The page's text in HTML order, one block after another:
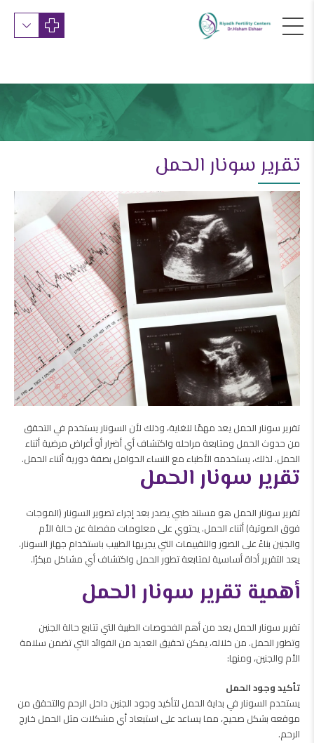
تقرير سونار الحمل
تقرير سونار الحمل يعد مهمًا للغاية، وذلك لأن السونار يستخدم في التحقق
من حدوث الحمل ومتابعة مراحله واكتشاف أي أضرار أو أعراض مرضية أثناء
الحمل. لذلك، يستخدمه الأطباء مع النساء الحوامل بصفة دورية أثناء الحمل.
تقرير سونار الحمل
تقرير سونار الحمل هو مستند طبي يصدر بعد إجراء تصوير السونار (الموجات
فوق الصوتية) أثناء الحمل. يحتوي على معلومات مفصلة عن حالة الأم
والجنين بناءً على الصور والتقييمات التي يجريها الطبيب باستخدام جهاز السونار.
يعد التقرير أداة أساسية لمتابعة تطور الحمل واكتشاف أي مشاكل مبكرًا.
أهمية تقرير سونار الحمل
تقرير سونار الحمل يعد من أهم الفحوصات الطبية التي تتابع حالة الجنين
وتطور الحمل. من خلاله، يمكن تحقيق العديد من الفوائد التي تضمن سلامة
الأم والجنين، ومنها:
تأكيد وجود الحمل
يستخدم السونار في بداية الحمل لتأكيد وجود الجنين داخل الرحم والتحقق من
موقعه بشكل صحيح، مما يساعد على استبعاد أي مشكلات مثل الحمل خارج
الرحم.